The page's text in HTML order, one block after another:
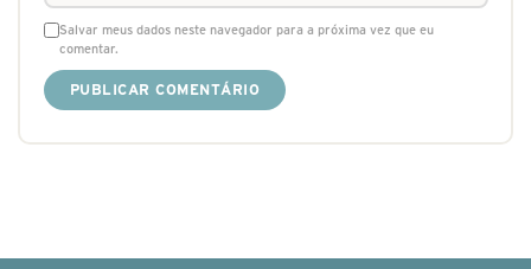
Salvar meus dados neste navegador para a próxima vez que eu
comentar.